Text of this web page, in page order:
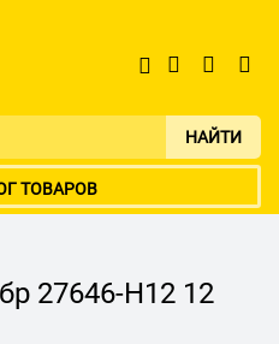
НАЙТИ
ТОВАРОВ
27646-H12 12